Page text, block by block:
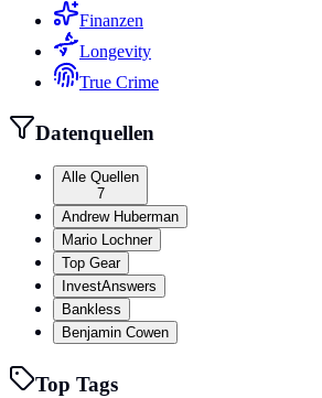
Finanzen
Longevity
True Crime
Datenquellen
Alle Quellen
7
Andrew Huberman
Mario Lochner
Top Gear
InvestAnswers
Bankless
Benjamin Cowen
Top Tags